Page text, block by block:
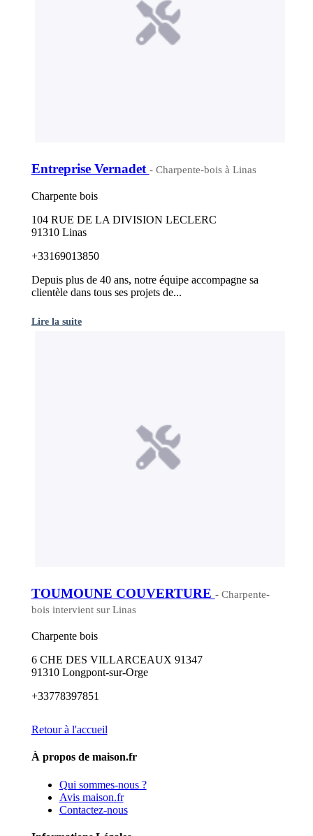
Entreprise Vernadet - Charpente-bois à Linas
Charpente bois
104 RUE DE LA DIVISION LECLERC
91310 Linas
+33169013850
Depuis plus de 40 ans, notre équipe accompagne sa
clientèle dans tous ses projets de...
Lire la suite
TOUMOUNE COUVERTURE - Charpente-
bois intervient sur Linas
Charpente bois
6 CHE DES VILLARCEAUX 91347
91310 Longpont-sur-Orge
+33778397851
Retour à l'accueil
À propos de maison.fr
Qui sommes-nous ?
Avis maison.fr
Contactez-nous